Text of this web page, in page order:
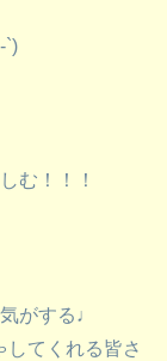
`)
む！！！
がする♩
してくれる皆さ